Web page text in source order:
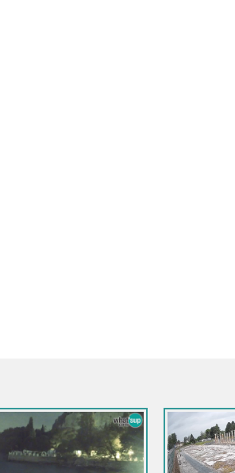
Italija / Furlanija-Julijska Krajina / Forni di Sopra
Glavni trg Forni di Sopra